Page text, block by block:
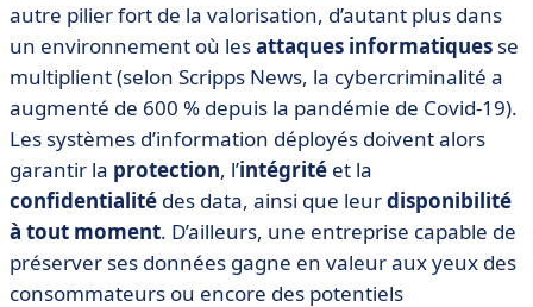
autre pilier fort de la valorisation, d’autant plus dans
un environnement où lesattaques informatiques se
multiplient (selon Scripps News, la cybercriminalité a
augmenté de 600 % depuis la pandémie de Covid-19).
Les systèmes d’information déployés doivent alors
garantir la protection, l’intégrité et la
confidentialité des data, ainsi que leurdisponibilité
à tout moment. D’ailleurs, une entreprise capable de
préserver ses données gagne en valeur aux yeux des
consommateurs ou encore des potentiels